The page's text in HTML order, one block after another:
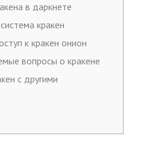
в даркнете
кракен
к кракен онион
вопросы о кракене
с другими